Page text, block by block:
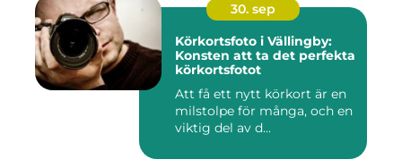
30. sep
Körkortsfoto i Vällingby:
Konsten att ta det perfekta
körkortsfotot
Att få ett nytt körkort är en
milstolpe för många, och en
viktig del av d...